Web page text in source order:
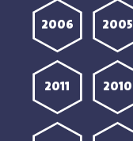
2005
2006
2010
2011